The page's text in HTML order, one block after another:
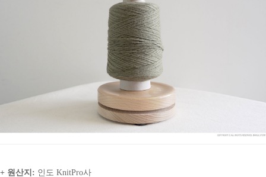
+ 원산지: 인도 KnitPro사